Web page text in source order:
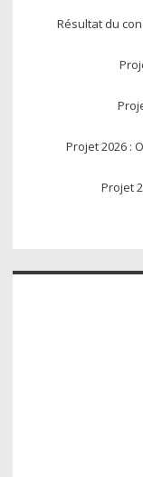
Résultat du
Projet 2026 :
Projet